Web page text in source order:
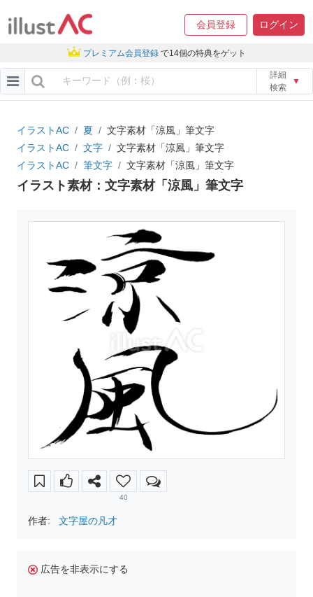
会員登録 ログイン
プレミアム会員登録 で14個の特典をゲット
詳細
検索
▼
イラストAC 夏
文字素材「涼風」筆文字
イラストAC
文字
文字素材「涼風」筆文字
イラストAC
筆文字 文字素材「涼風」筆文字
イラスト素材：文字素材「涼風」筆文字
40
作者: 文字屋の凡才
広告を非表示にする